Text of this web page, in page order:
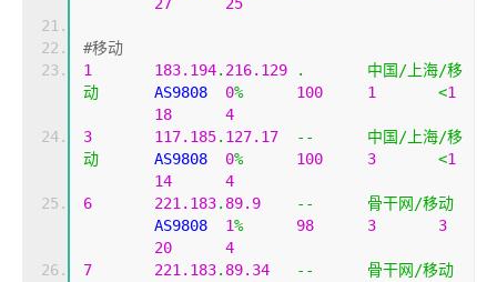
#移动
1
183.194. 216.129 .
中国/上海/移
动
0% 100 1 <1
18
4
3
117.185. 127.17 --
中国/上海/移
动
0% 100 3 <1
14
4
6
221.183. 89.9 --
骨干网/移动
1% 98 3
3
20
4
7
221.183. 89.34 --
骨干网/移动